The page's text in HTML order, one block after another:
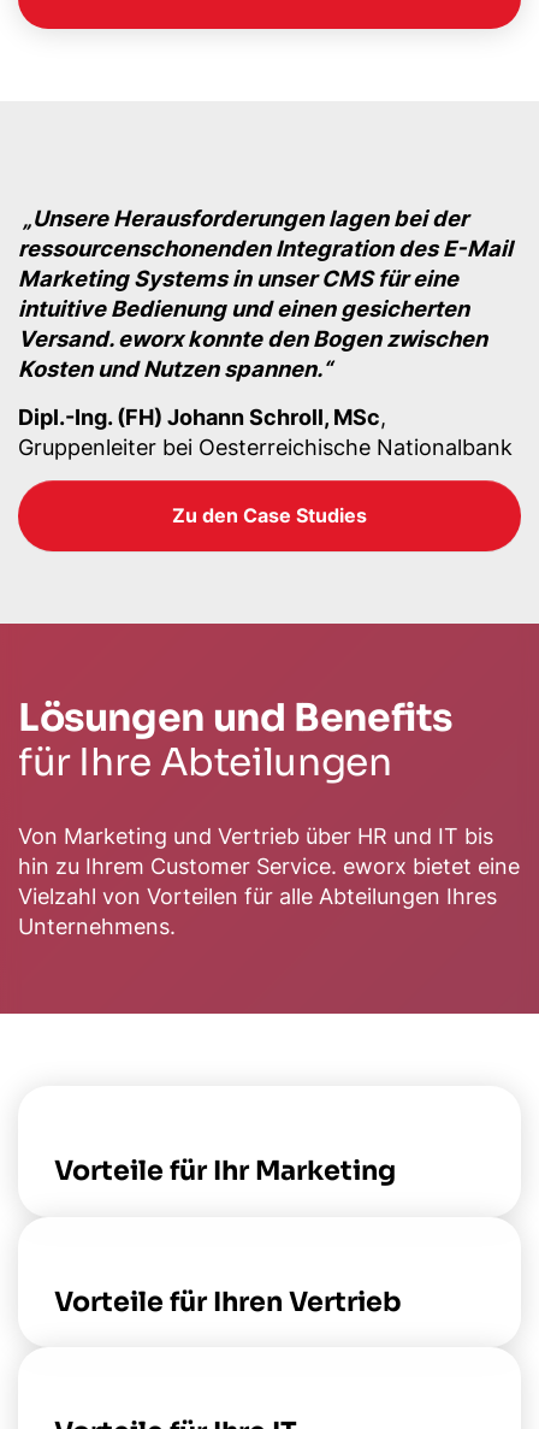
„Unsere Herausforderungen lagen bei der
ressourcenschonenden Integration des E-Mail
Marketing Systems in unser CMS für eine
intuitive Bedienung und einen gesicherten
Versand. eworx konnte den Bogen zwischen
Kosten und Nutzen spannen.“
Dipl.-Ing. (FH) Johann Schroll, MSc,
Gruppenleiter bei Oesterreichische Nationalbank
Zu den Case Studies
Lösungen und Benefits
für Ihre Abteilungen
Von Marketing und Vertrieb über HR und IT bis
hin zu Ihrem Customer Service. eworx bietet eine
Vielzahl von Vorteilen für alle Abteilungen Ihres
Unternehmens.
Vorteile für Ihr Marketing
Vorteile für Ihren Vertrieb